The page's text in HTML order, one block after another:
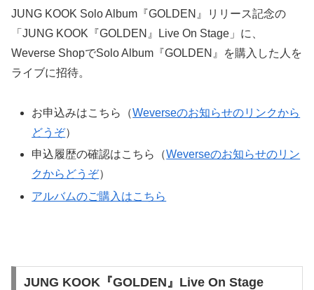
JUNG KOOK Solo Album『GOLDEN』リリース記念の
「JUNG KOOK『GOLDEN』Live On Stage」に、
Weverse ShopでSolo Album『GOLDEN』を購入した人を
ライブに招待。
お申込みはこちら（Weverseのお知らせのリンクから
どうぞ）
申込履歴の確認はこちら（Weverseのお知らせのリン
クからどうぞ）
アルバムのご購入はこちら
JUNG KOOK『GOLDEN』Live On Stage